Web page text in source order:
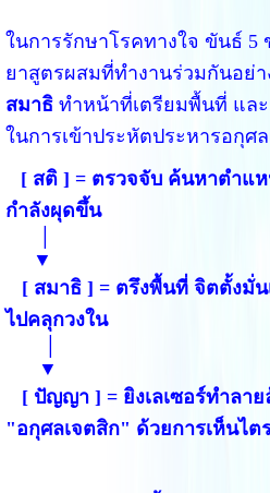
ในการรักษาโรคทางใจ ขันธ์ 5
ยาสูตรผสมที่ทำงานร่วมกันอย่า
สมาธิทำหน้าที่เตรียมพื้นที่ แล
ในการเข้าประหัตประหารอกุศ
[ สติ ] = ตรวจจับ ค้นหาตำแ
กำลังผุดขึ้น
▼
[ สมาธิ ] = ตรึงพื้นที่ จิตตั้งมั่น
ไปคลุกวงใน
▼
[ ปัญญา ] = ยิงเลเซอร์ทำลา
"อกุศลเจตสิก" ด้วยการเห็นไ